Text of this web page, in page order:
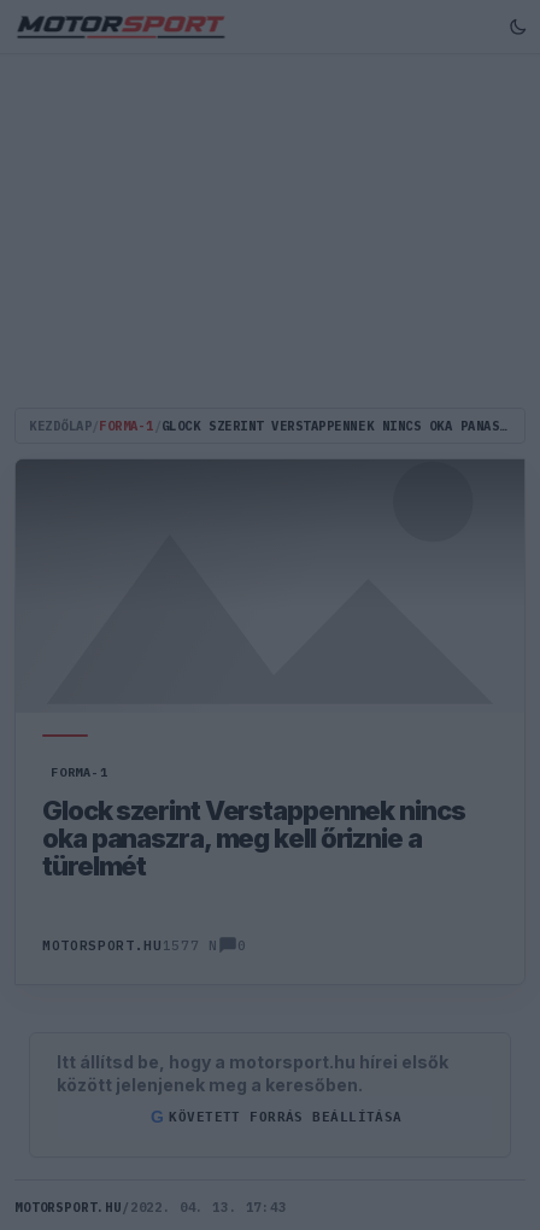
KEZDŐLAP FORMA-1 GLOCK SZERINT VERSTAPPENNEK NINCS OKA PANASZRA, MEG KELL ŐRIZNIE A TÜRELMÉT
FORMA-1
Glock szerint Verstappennek nincs
oka panaszra, meg kell őriznie a
türelmét
MOTORSPORT.HU 1577 N 0
Itt állítsd be, hogy a motorsport.hu hírei elsők
között jelenjenek meg a keresőben.
G KÖVETETT FORRÁS BEÁLLÍTÁSA
MOTORSPORT.HU / 2022. 04. 13. 17:43